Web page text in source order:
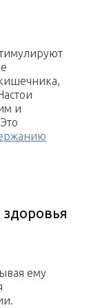
и
ему